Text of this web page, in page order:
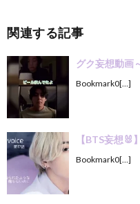
関連する記事
グク妄想動画
Bookmark0[…]
【BTS妄想
Bookmark0[…]